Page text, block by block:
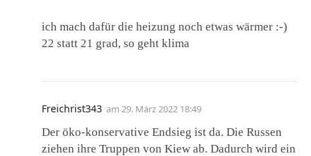
ich mach dafür die heizung noch etwas wärmer :-)
22 statt 21 grad, so geht klima
Freichrist343 am 29. März 2022 18:49
Der öko-konservative Endsieg ist da. Die Russen
ziehen ihre Truppen von Kiew ab. Dadurch wird ein